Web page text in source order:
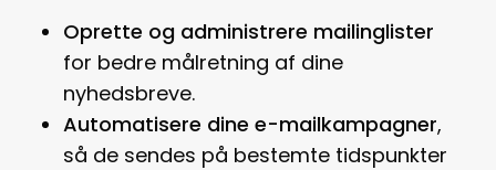
Oprette og administrere mailinglister
for bedre målretning af dine
nyhedsbreve.
Automatisere dine e-mailkampagner,
så de sendes på bestemte tidspunkter